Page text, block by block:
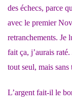
des échecs, parce
avec le premier
retranchements. Je
fait ça, j’aurais
tout seul, mais
L’argent fait-il le